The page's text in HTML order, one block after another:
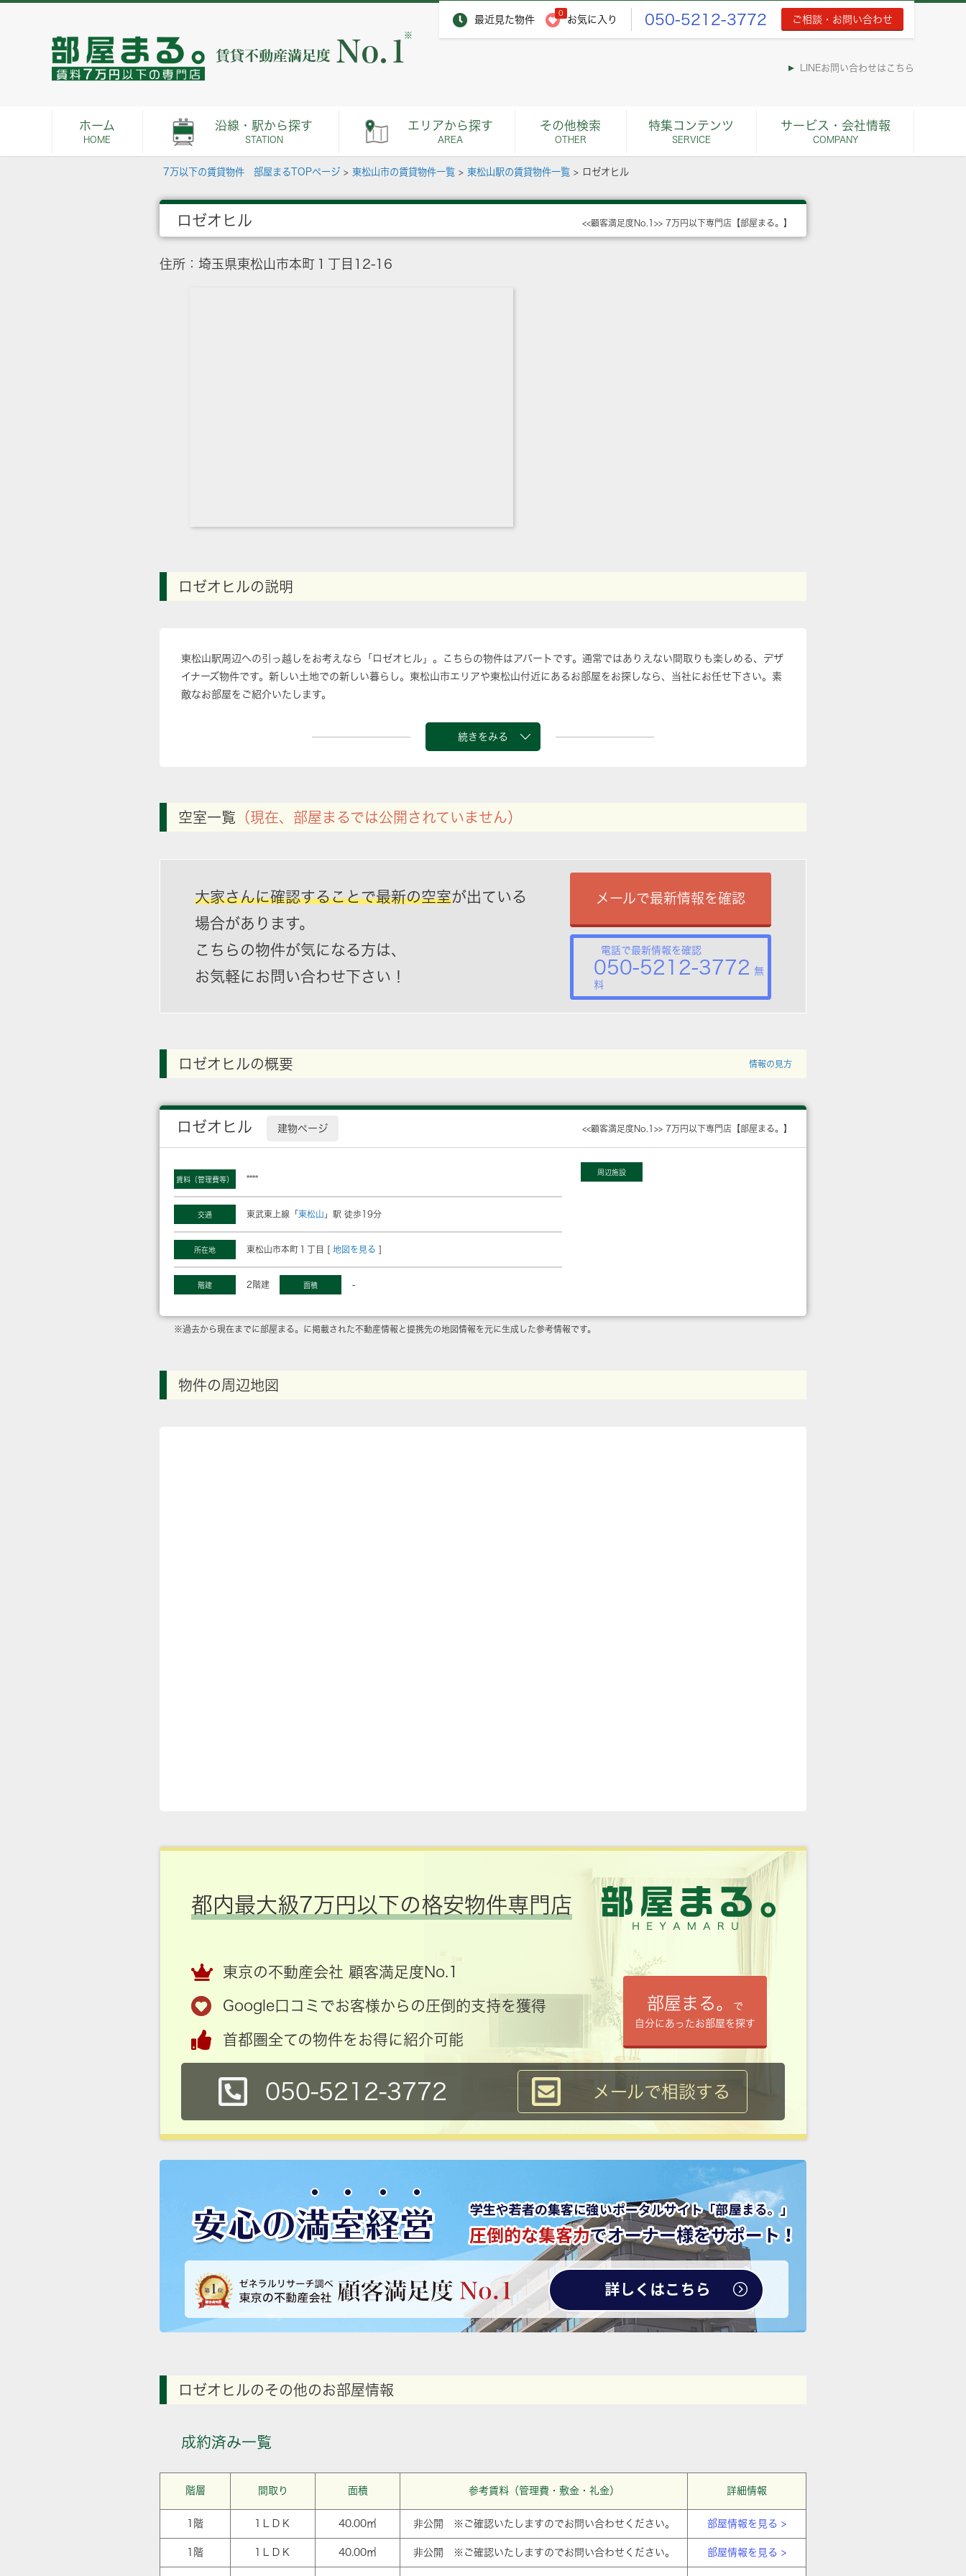
最近見た物件
0
お気に入り 050-5212-3772 ご相談・お問い合わせ
※
LINEお問い合わせはこちら
ホーム
HOME
沿線・駅から探す
STATION
エリアから探す
AREA
その他検索
OTHER
特集コンテンツ
SERVICE
サービス・会社情報
COMPANY
7万以下の賃貸物件 部屋まるTOPページ > 東松山市の賃貸物件一覧 > 東松山駅の賃貸物件一覧 > ロゼオヒル
ロゼオヒル <<顧客満足度No.1>> 7万円以下専門店【部屋まる。】
住所：埼玉県東松山市本町１丁目12-16
ロゼオヒルの説明
東松山駅周辺への引っ越しをお考えなら「ロゼオヒル」。こちらの物件はアパートです。通常ではありえない間取りも楽しめる、デザ
イナーズ物件です。新しい土地での新しい暮らし。東松山市エリアや東松山付近にあるお部屋をお探しなら、当社にお任せ下さい。素
敵なお部屋をご紹介いたします。
続きをみる
空室一覧 （現在、部屋まるでは公開されていません）
大家さんに確認することで最新の空室が出ている
場合があります。
こちらの物件が気になる方は、
お気軽にお問い合わせ下さい！
メールで最新情報を確認
電話で最新情報を確認
050-5212-3772 無
料
ロゼオヒルの概要 情報の見方
ロゼオヒル 建物ページ <<顧客満足度No.1>> 7万円以下専門店【部屋まる。】
賃料（管理費等） ****
交通 東武東上線「 東松山 」駅 徒歩19分
所在地 東松山市本町１丁目 [ 地図を見る ]
階建 2階建 面積 -
周辺施設
※過去から現在までに部屋まる。に掲載された不動産情報と提携先の地図情報を元に生成した参考情報です。
物件の周辺地図
都内最大級7万円以下の格安物件専門店
東京の不動産会社 顧客満足度No.1
Google口コミでお客様からの圧倒的支持を獲得
首都圏全ての物件をお得に紹介可能
部屋まる。
で
自分にあったお部屋を探す
050-5212-3772 メールで相談する
ロゼオヒルのその他のお部屋情報
成約済み一覧
階層 間取り 面積 参考賃料（管理費・敷金・礼金） 詳細情報
1階 1ＬＤＫ 40.00㎡ 非公開 ※ご確認いたしますのでお問い合わせください。 部屋情報を見る >
1階 1ＬＤＫ 40.00㎡ 非公開 ※ご確認いたしますのでお問い合わせください。 部屋情報を見る >